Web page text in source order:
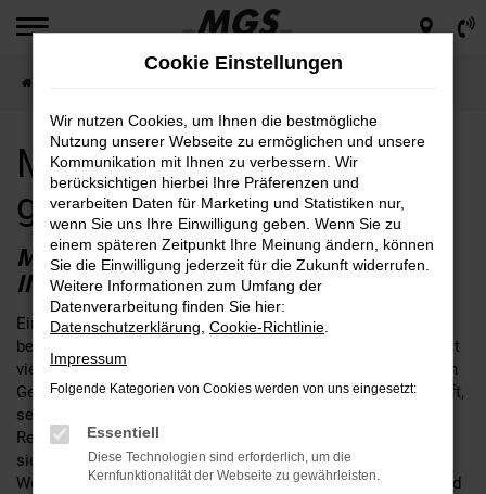
Zum
springen
Mazda für Ingolstadt
günstig kaufen
MAZDA – EINE SEHR GUTE WAHL FÜR
INGOLSTADT
Ein Mazda passt nach Ingolstadt, daran kann kein Zweifel
bestehen. Fakt ist, dass die Fahrzeuge dieses Herstellers seit
vielen Jahren das Straßenbild prägen und sich im alltäglichen
Gebrauch perfekt bewähren. Wer seinen Mazda bei MGS kauft,
setzt auf einen Autohändler mit fester Verankerung in der
Region rund um Ingolstadt. Unser Unternehmen ist an gleich
sieben Standorten für Sie da und schreibt bis heute familiäre
Werte groß. Wir legen großen Wert auf eine umfangreiche und
Cookie Einstellungen
Wir nutzen Cookies, um Ihnen die bestmögliche
Nutzung unserer Webseite zu ermöglichen und unsere
Kommunikation mit Ihnen zu verbessern. Wir
berücksichtigen hierbei Ihre Präferenzen und
verarbeiten Daten für Marketing und Statistiken nur,
wenn Sie uns Ihre Einwilligung geben. Wenn Sie zu
einem späteren Zeitpunkt Ihre Meinung ändern, können
Sie die Einwilligung jederzeit für die Zukunft widerrufen.
Weitere Informationen zum Umfang der
Datenverarbeitung finden Sie hier:
Datenschutzerklärung Cookie-Richtlinie
Impressum
Folgende Kategorien von Cookies werden von uns eingesetzt:
Essentiell
Diese Technologien sind erforderlich, um die
Kernfunktionalität der Webseite zu gewährleisten.